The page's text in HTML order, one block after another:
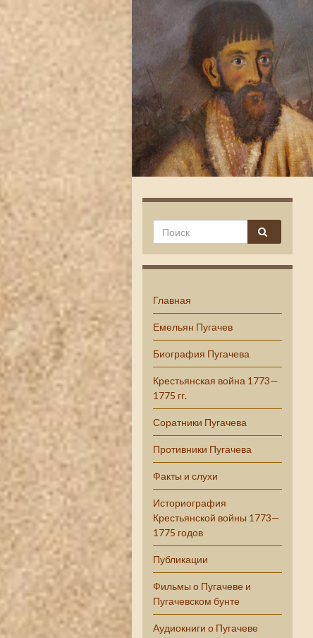
Главная
Емельян Пугачев
Биография Пугачева
Крестьянская война 1773—
1775 гг.
Соратники Пугачева
Противники Пугачева
Факты и слухи
Историография
Крестьянской войны 1773—
1775 годов
Публикации
Фильмы о Пугачеве и
Пугачевском бунте
Аудиокниги о Пугачеве